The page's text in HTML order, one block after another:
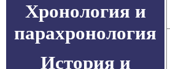
Хронология и
парахронология
История и